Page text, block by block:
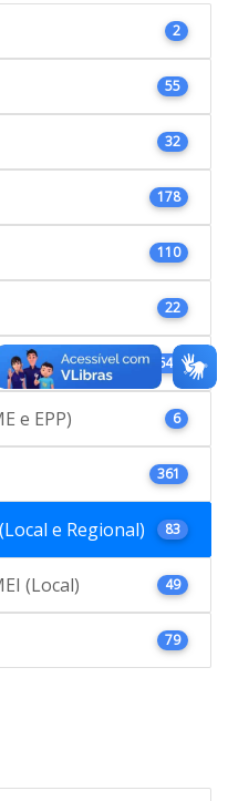
2
55
32
178
110
22
646
e EPP) 6
361
e Regional) 83
(Local) 49
79